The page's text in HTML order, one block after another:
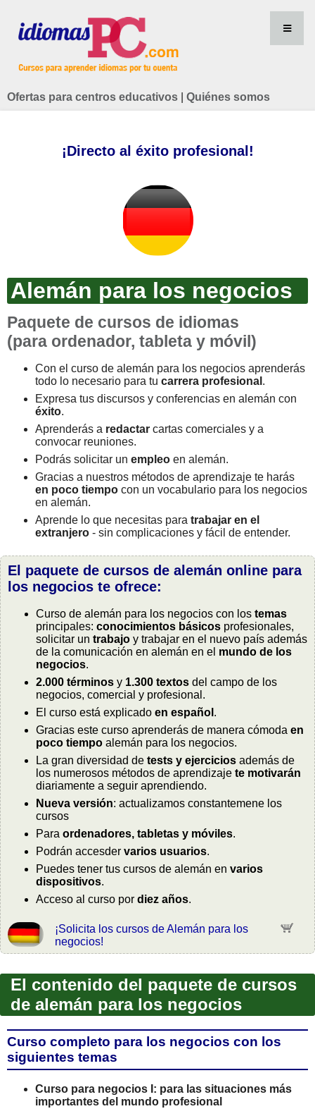
Ofertas para centros educativos Quiénes somos
¡Directo al éxito profesional!
Alemán para los negocios
Paquete de cursos de idiomas
(para ordenador, tableta y móvil)
Con el curso de alemán para los negocios aprenderás
todo lo necesario para tu carrera profesional .
Expresa tus discursos y conferencias en alemán con
éxito.
Aprenderás a redactar cartas comerciales y a
convocar reuniones.
Podrás solicitar un empleo en alemán.
Gracias a nuestros métodos de aprendizaje te harás
en poco tiempo con un vocabulario para los negocios
en alemán.
Aprende lo que necesitas para trabajar en el
extranjero - sin complicaciones y fácil de entender.
El paquete de cursos de alemán online para
los negocios te ofrece:
Curso de alemán para los negocios con los temas
principales: conocimientos básicos profesionales,
solicitar un trabajo y trabajar en el nuevo país además
de la comunicación en alemán en el mundo de los
negocios.
2.000 términos y 1.300 textos del campo de los
negocios, comercial y profesional.
El curso está explicado en español .
Gracias este curso aprenderás de manera cómoda en
poco tiempo alemán para los negocios.
La gran diversidad de tests y ejercicios además de
los numerosos métodos de aprendizaje te motivarán
diariamente a seguir aprendiendo.
Nueva versión: actualizamos constantemene los
cursos
Para ordenadores, tabletas y móviles.
Podrán accesder varios usuarios.
Puedes tener tus cursos de alemán en varios
dispositivos.
Acceso al curso por diez años.
¡Solicita los cursos de Alemán para los
negocios!
El contenido del paquete de cursos
de alemán para los negocios
Curso completo para los negocios con los
siguientes temas
Curso para negocios I: para las situaciones más
importantes del mundo profesional